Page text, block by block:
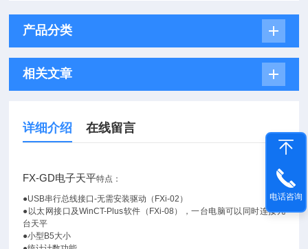
产品分类
相关文章
详细介绍 在线留言
FX-GD电子天平特点：
●USB串行总线接口-无需安装驱动（FXi-02）
●以太网接口及WinCT-Plus软件（FXi-08），一台电脑可以同时连接几
台天平
●小型B5大小
电话咨询